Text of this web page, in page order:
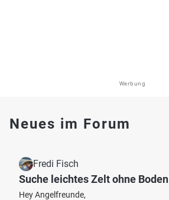
Werbung
Neues im Forum
Fredi Fisch
Suche leichtes Zelt ohne Boden
Hey Angelfreunde,